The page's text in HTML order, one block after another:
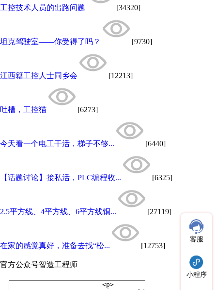
工控技术人员的出路问题 [34320]
坦克驾驶室——你受得了吗？ [9730]
江西籍工控人士同乡会 [12213]
吐槽，工控猫 [6273]
今天看一个电工干活，梯子不够... [6440]
【话题讨论】接私活，PLC编程收... [6325]
2.5平方线、4平方线、6平方线铜... [27119]
在家的感觉真好，准备去找“松... [12753]
官方公众号智造工程师
客服
小程序